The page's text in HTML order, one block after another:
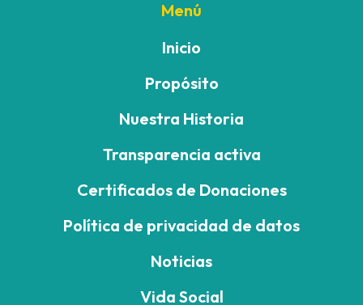
Menú
Inicio
Propósito
Nuestra Historia
Transparencia activa
Certificados de Donaciones
Política de privacidad de datos
Noticias
Vida Social